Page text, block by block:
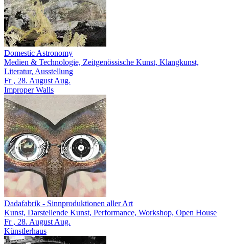
Domestic Astronomy
Medien & Technologie, Zeitgenössische Kunst, Klangkunst,
Literatur, Ausstellung
Fr , 28. August Aug.
Improper Walls
Dadafabrik - Sinnproduktionen aller Art
Kunst, Darstellende Kunst, Performance, Workshop, Open House
Fr , 28. August Aug.
Künstlerhaus